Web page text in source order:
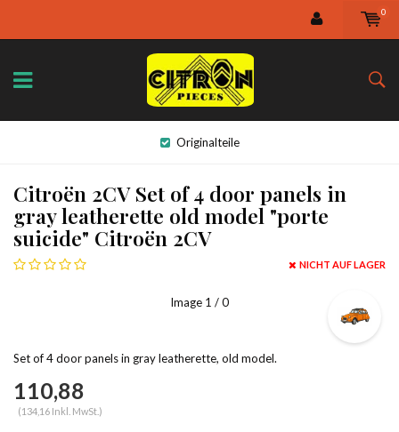
0
Originalteile
Citroën 2CV Set of 4 door panels in
gray leatherette old model "porte
suicide" Citroën 2CV
NICHT AUF LAGER
Image 1 / 0
Set of 4 door panels in gray leatherette, old model.
110,88
(134,16 Inkl. MwSt.)